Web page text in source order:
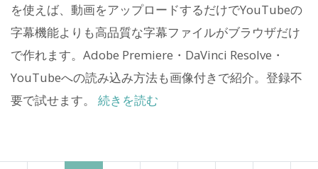
を使えば、動画をアップロードするだけでYouTubeの
字幕機能よりも高品質な字幕ファイルがブラウザだけ
で作れます。Adobe Premiere・DaVinci Resolve・
YouTubeへの読み込み方法も画像付きで紹介。登録不
要で試せます。 続きを読む